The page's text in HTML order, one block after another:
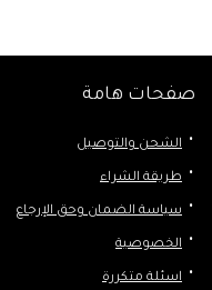
صفحات هامة
الشحن والتوصيل
طريقة الشراء
سياسة الضمان وحق الإرجاع
الخصوصية
اسئلة متكررة